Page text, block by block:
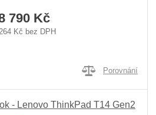
790 Kč
Kč bez DPH
Porovnání
- Lenovo ThinkPad T14 Gen2